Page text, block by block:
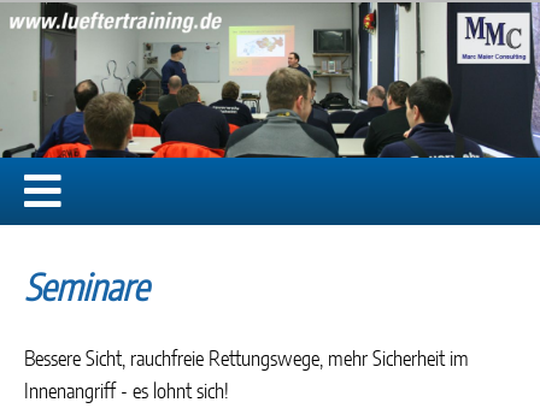
Seminare
Bessere Sicht, rauchfreie Rettungswege, mehr Sicherheit im
Innenangriff - es lohnt sich!